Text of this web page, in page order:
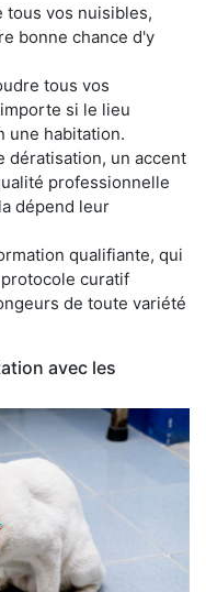
tous vos nuisibles,
bonne chance d'y
tous vos
si le lieu
une habitation.
dératisation, un accent
professionnelle
dépend leur
qualifiante, qui
curatif
de toute variété
avec les